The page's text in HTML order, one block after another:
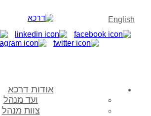
English
אודות דרכא
ועד מנהל
צוות מנהל